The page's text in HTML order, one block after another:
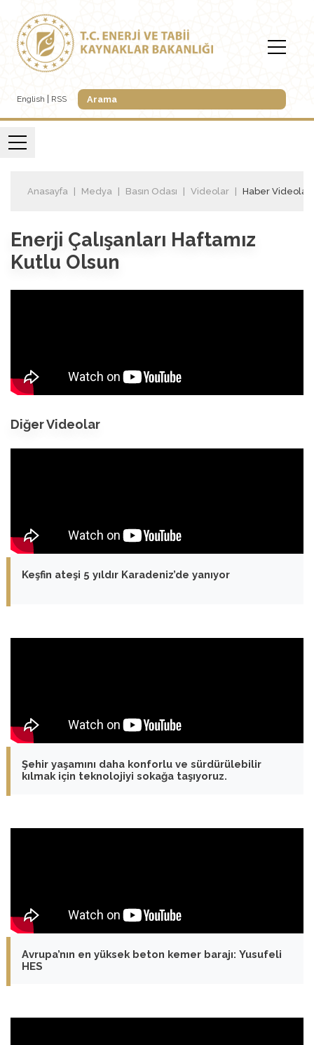
English RSS
Anasayfa Medya Basın Odası Videolar Haber Videoları
Enerji Çalışanları Haftamız
Kutlu Olsun
Diğer Videolar
Keşfin ateşi 5 yıldır Karadeniz’de yanıyor
Şehir yaşamını daha konforlu ve sürdürülebilir
kılmak için teknolojiyi sokağa taşıyoruz.
Avrupa’nın en yüksek beton kemer barajı: Yusufeli
HES